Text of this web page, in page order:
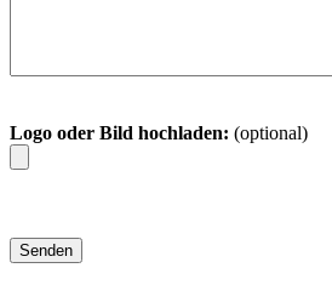
Logo oder Bild hochladen: (optional)